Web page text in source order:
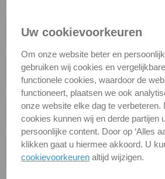
TX
WS
9504
DIN
7504K
DIN
Uw cookievoorkeuren
Om onze website beter en
gebruiken wij cookies en
functionele cookies, waardoor de
functioneert, plaatsen we ook
onze website elke dag te verbeteren.
cookies kunnen wij en derde partijen
persoonlijke content. Door op ‘Alles
klikken gaat u hiermee akkoord. U
cookievoorkeuren altijd wijzigen.